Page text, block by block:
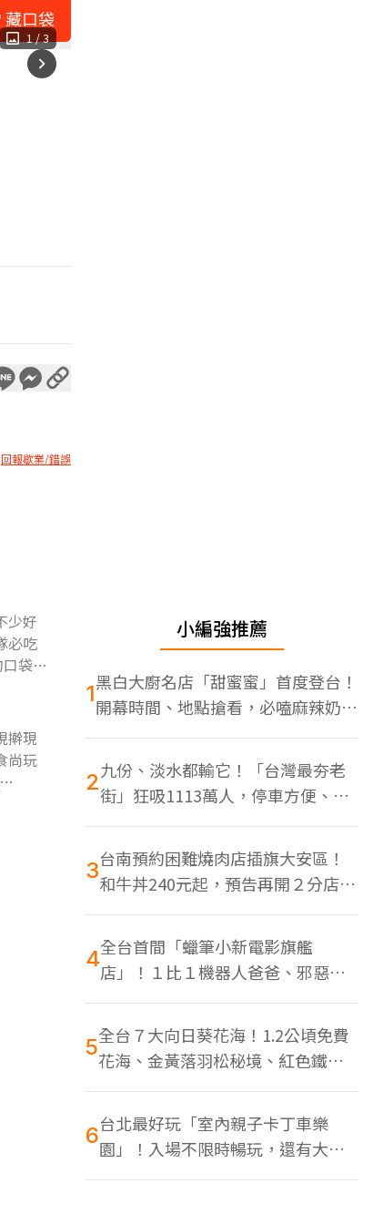
1 /3
藏口袋
回報歇業/錯誤
少好
必吃
袋名
擀現
尚玩
小編強推薦
1黑白大廚名店「甜蜜蜜」首度登台！
開幕時間、地點搶看，必嗑麻辣奶油
蝦
2九份、淡水都輸它！「台灣最夯老
街」狂吸1113萬人，停車方便、特
色美食多
3台南預約困難燒肉店插旗大安區！
和牛丼240元起，預告再開２分店、
地點曝光
4全台首間「蠟筆小新電影旗艦
店」！１比１機器人爸爸、邪惡正
男，百款周邊買翻
5全台７大向日葵花海！1.2公頃免費
花海、金黃落羽松秘境、紅色鐵橋
同框
6台北最好玩「室內親子卡丁車樂
園」！入場不限時暢玩，還有大螢
幕Switch遊戲區